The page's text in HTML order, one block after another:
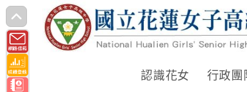
跳
轉
至
主
要
認識花女 行政團